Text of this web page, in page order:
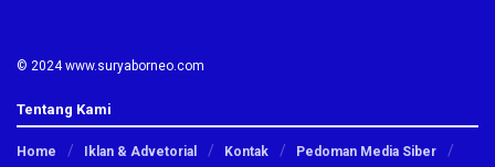
© 2024 www.suryaborneo.com
Tentang Kami
Home Iklan & Advetorial Kontak Pedoman Media Siber